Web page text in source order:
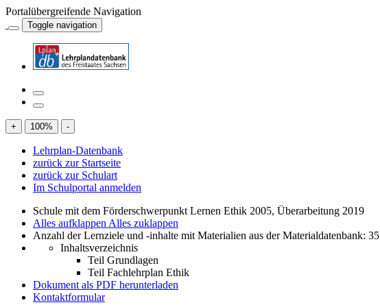
Portalübergreifende Navigation
Toggle navigation
+ 100% -
Lehrplan-Datenbank
zurück zur Startseite
zurück zur Schulart
Im Schulportal anmelden
Schule mit dem Förderschwerpunkt Lernen Ethik 2005, Überarbeitung 2019
Alles aufklappen Alles zuklappen
Anzahl der Lernziele und -inhalte mit Materialien aus der Materialdatenbank: 35
Inhaltsverzeichnis
Teil Grundlagen
Teil Fachlehrplan Ethik
Dokument als PDF herunterladen
Kontaktformular